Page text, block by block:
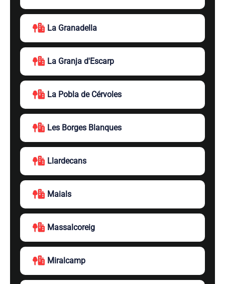
La Granadella
La Granja d'Escarp
La Pobla de Cérvoles
Les Borges Blanques
Llardecans
Maials
Massalcoreig
Miralcamp